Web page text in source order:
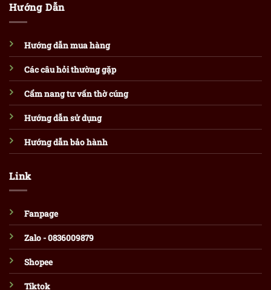
Hướng Dẫn
Hướng dẫn mua hàng
Các câu hỏi thường gặp
Cẩm nang tư vấn thờ cúng
Hướng dẫn sử dụng
Hướng dẫn bảo hành
Link
Fanpage
Zalo - 0836009879
Shopee
Tiktok